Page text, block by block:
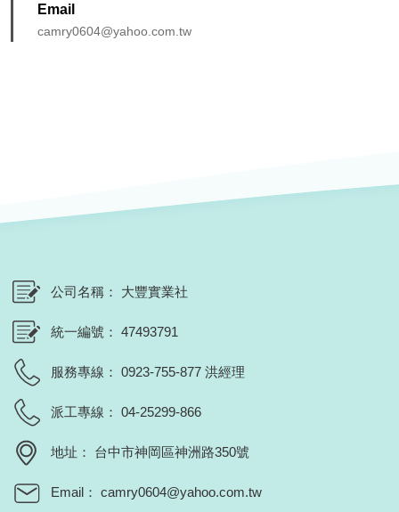
Email
camry0604@yahoo.com.tw
公司名稱 大豐實業社
統一編號 47493791
服務專線 0923-755-877 洪經理
派工專線 04-25299-866
地址 台中市神岡區神洲路350號
Email camry0604@yahoo.com.tw